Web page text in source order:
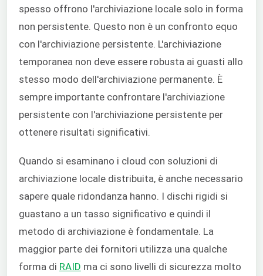
spesso offrono l'archiviazione locale solo in forma
non persistente. Questo non è un confronto equo
con l'archiviazione persistente. L'archiviazione
temporanea non deve essere robusta ai guasti allo
stesso modo dell'archiviazione permanente. È
sempre importante confrontare l'archiviazione
persistente con l'archiviazione persistente per
ottenere risultati significativi.
Quando si esaminano i cloud con soluzioni di
archiviazione locale distribuita, è anche necessario
sapere quale ridondanza hanno. I dischi rigidi si
guastano a un tasso significativo e quindi il
metodo di archiviazione è fondamentale. La
maggior parte dei fornitori utilizza una qualche
forma di RAID ma ci sono livelli di sicurezza molto